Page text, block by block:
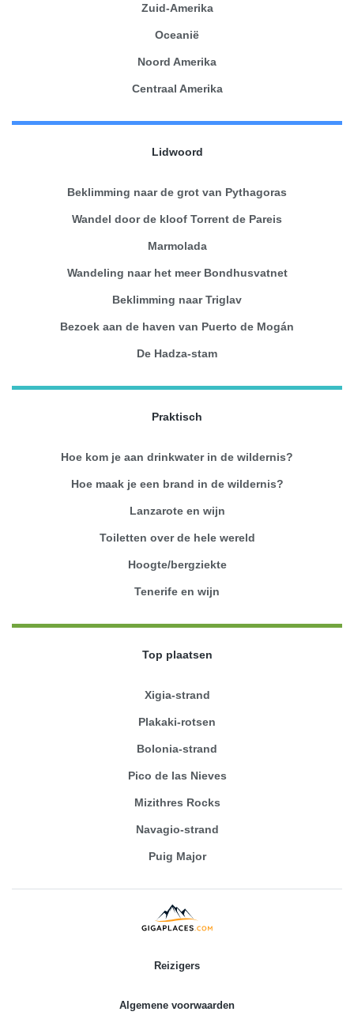
Zuid-Amerika
Oceanië
Noord Amerika
Centraal Amerika
Lidwoord
Beklimming naar de grot van Pythagoras
Wandel door de kloof Torrent de Pareis
Marmolada
Wandeling naar het meer Bondhusvatnet
Beklimming naar Triglav
Bezoek aan de haven van Puerto de Mogán
De Hadza-stam
Praktisch
Hoe kom je aan drinkwater in de wildernis?
Hoe maak je een brand in de wildernis?
Lanzarote en wijn
Toiletten over de hele wereld
Hoogte/bergziekte
Tenerife en wijn
Top plaatsen
Xigia-strand
Plakaki-rotsen
Bolonia-strand
Pico de las Nieves
Mizithres Rocks
Navagio-strand
Puig Major
Reizigers
Algemene voorwaarden